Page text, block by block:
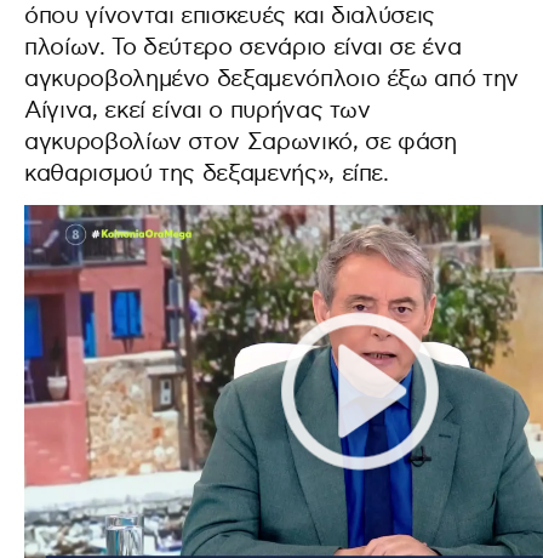
όπου γίνονται επισκευές και διαλύσεις
πλοίων. Το δεύτερο σενάριο είναι σε ένα
αγκυροβολημένο δεξαμενόπλοιο έξω από την
Αίγινα, εκεί είναι ο πυρήνας των
αγκυροβολίων στον Σαρωνικό, σε φάση
καθαρισμού της δεξαμενής», είπε.